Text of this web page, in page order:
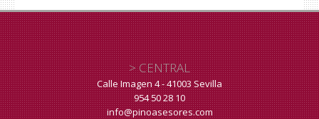
> CENTRAL
Calle Imagen 4 - 41003 Sevilla
954 50 28 10
info@pinoasesores.com